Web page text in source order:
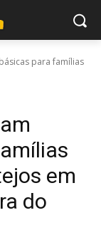
para famílias
em
do